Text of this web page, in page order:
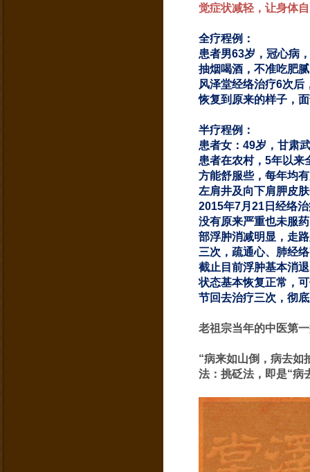
觉症状减轻，让身体
全疗程例：
患者男63岁，冠心病
抽烟喝酒，不准吃肥
风泽堂经络治疗6次后
恢复到原来的样子，
半疗程例：
患者女：49岁，甘肃
患者在农村，5年以来
方能舒服些，每年均
左肩井及向下肩胛皮
2015年7月21日经络
没有原来严重也未服
部浮肿消减明显，走
三次，疏通心、肺经
截止目前浮肿基本消
状态基本恢复正常，
节回去治疗三次，彻
老祖宗当年的中医第
“病来如山倒，病去如
法：挑砭法，即是“病